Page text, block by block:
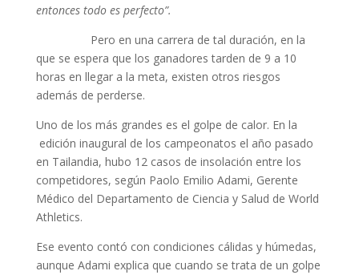
entonces todo es perfecto”.
Pero en una carrera de tal duración, en la
que se espera que los ganadores tarden de 9 a 10
horas en llegar a la meta, existen otros riesgos
además de perderse.
Uno de los más grandes es el golpe de calor. En la
edición inaugural de los campeonatos el año pasado
en Tailandia, hubo 12 casos de insolación entre los
competidores, según Paolo Emilio Adami, Gerente
Médico del Departamento de Ciencia y Salud de World
Athletics.
Ese evento contó con condiciones cálidas y húmedas,
aunque Adami explica que cuando se trata de un golpe